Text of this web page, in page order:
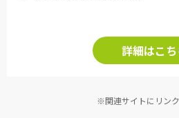
詳細はこち
※関連サイトにリン